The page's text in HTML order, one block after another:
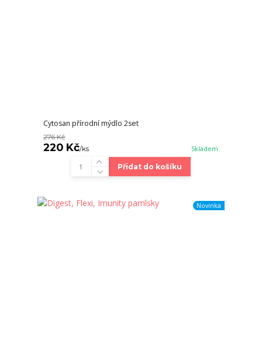
Cytosan přírodní mýdlo 2set
276 Kč
220 Kč/ks Skladem
Přidat do košíku
Novinka